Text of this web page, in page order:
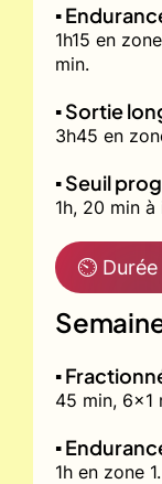
▪️
1h15 en
min.
▪️ Sortie
3h45 en
▪️ Seuil
1h, 20 min
⏲ Durée
▪️
45 min, 6x1
▪️
1h en zone 1.